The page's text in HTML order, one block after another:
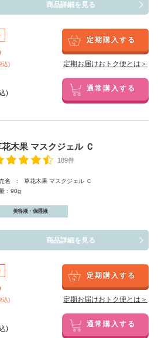
商品詳細を見る
込)
定期購入する
定期お届けおトク便とは＞
) 通常購入する
木果 マスクジェル Ｃ
189件
名 : 草花木果 マスクジェル Ｃ
：90g
美容液・保湿液
商品詳細を見る
込)
定期購入する
定期お届けおトク便とは＞
) 通常購入する